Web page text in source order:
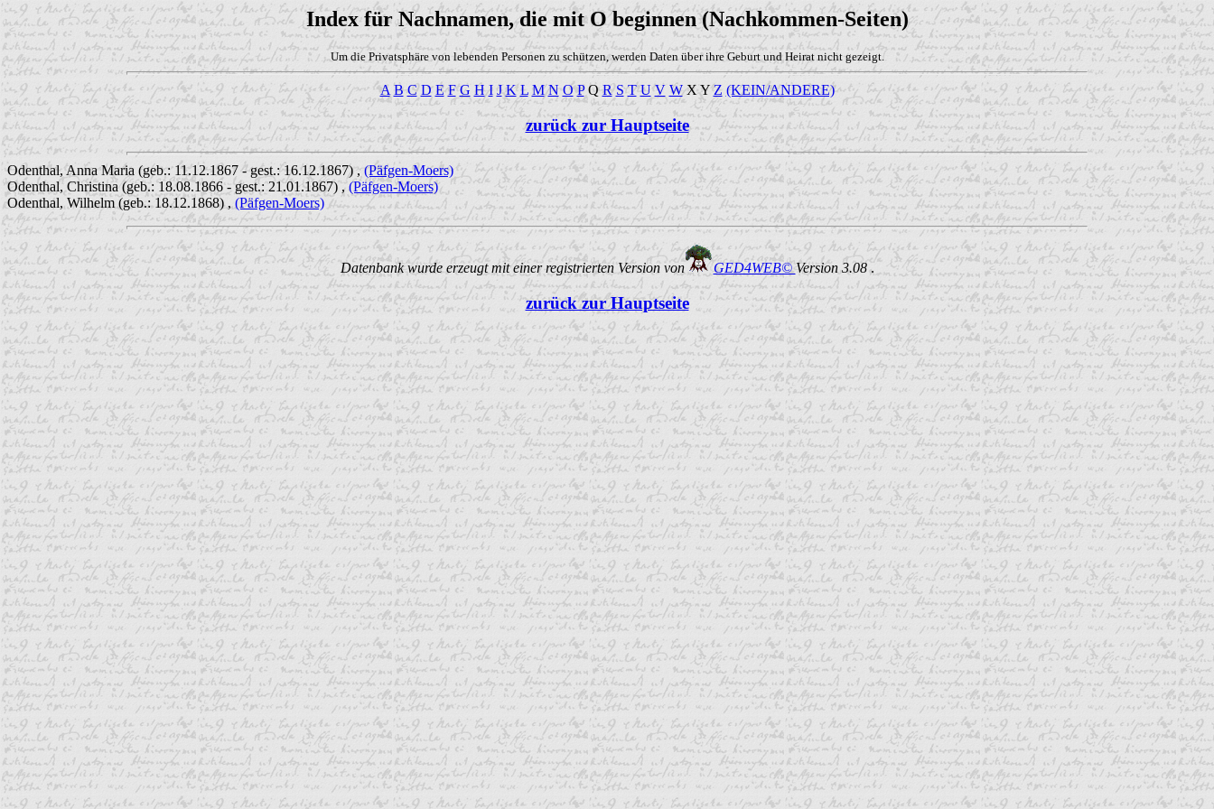
Index für Nachnamen, die mit O beginnen (Nachkommen-Seiten)
Um die Privatsphäre von lebenden Personen zu schützen, werden Daten über ihre Geburt und Heirat nicht gezeigt.
A B C D E F G H I J K L M N O PQR S T U V WX YZ (KEIN/ANDERE)
zurück zur Hauptseite
Odenthal, Anna Maria (geb.: 11.12.1867 - gest.: 16.12.1867) ,(Päfgen-Moers)
Odenthal, Christina (geb.: 18.08.1866 - gest.: 21.01.1867) ,(Päfgen-Moers)
Odenthal, Wilhelm (geb.: 18.12.1868) , (Päfgen-Moers)
Datenbank wurde erzeugt mit einer registrierten Version von GED4WEB©Version 3.08.
zurück zur Hauptseite